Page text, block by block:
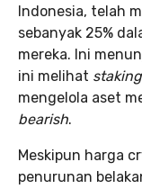
Indonesia, telah
sebanyak 25%
mereka. Ini
ini melihat staking
mengelola aset
bearish.
Meskipun harga
penurunan